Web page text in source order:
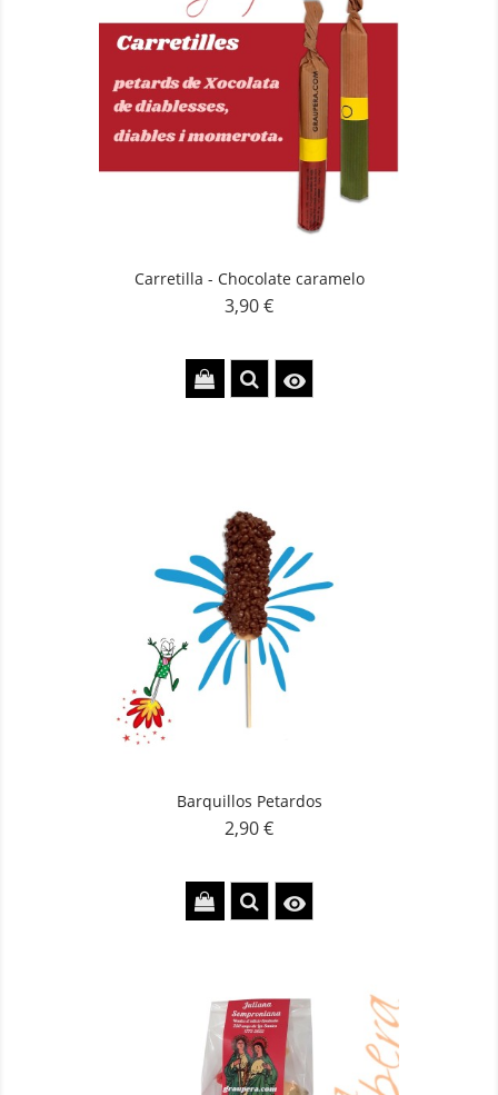
Carretilla - Chocolate caramelo
Precio
3,90 €

Barquillos Petardos
Precio
2,90 €
